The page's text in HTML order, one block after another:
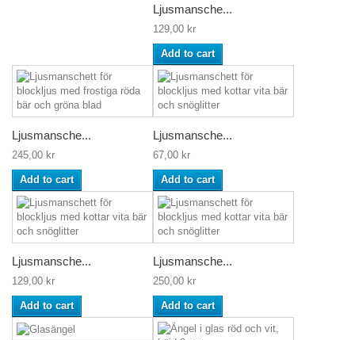
Ljusmansche...
129,00 kr
Add to cart
Ljusmansche...
245,00 kr
Add to cart
Ljusmansche...
67,00 kr
Add to cart
Ljusmansche...
129,00 kr
Add to cart
Ljusmansche...
250,00 kr
Add to cart